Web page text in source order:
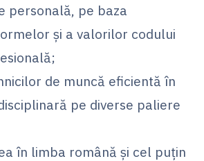
personală, pe baza
şi a valorilor codului
de muncă eficientă în
pe diverse paliere
în limba română şi cel puţin